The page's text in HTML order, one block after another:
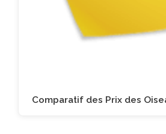
Comparatif des Prix des